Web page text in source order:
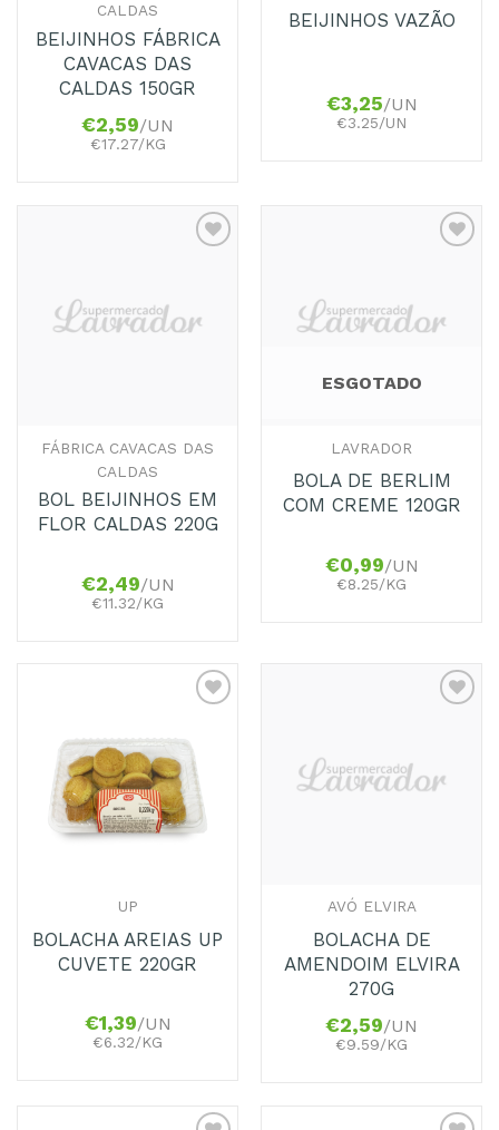
CALDAS
BEIJINHOS FÁBRICA
CAVACAS DAS
CALDAS 150GR
€2,59/UN
€17.27/KG
BEIJINHOS VAZÃO
€3,25/UN
€3.25/UN
Favoritos
FÁBRICA CAVACAS DAS
CALDAS
BOL BEIJINHOS EM
FLOR CALDAS 220G
€2,49/UN
€11.32/KG
Favoritos
ESGOTADO
LAVRADOR
BOLA DE BERLIM
COM CREME 120GR
€0,99/UN
€8.25/KG
aos
Favoritos
UP
BOLACHA AREIAS UP
CUVETE 220GR
€1,39/UN
€6.32/KG
Favoritos
AVÓ ELVIRA
BOLACHA DE
AMENDOIM ELVIRA
270G
€2,59/UN
€9.59/KG